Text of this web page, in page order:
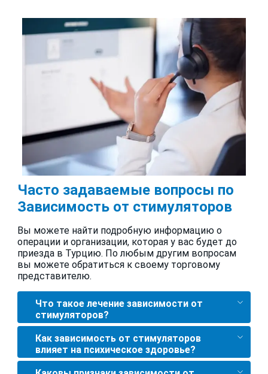
Часто задаваемые вопросы по
Зависимость от стимуляторов
Вы можете найти подробную информацию о
операции и организации, которая у вас будет до
приезда в Турцию. По любым другим вопросам
вы можете обратиться к своему торговому
представителю.
Что такое лечение зависимости от
стимуляторов?
Как зависимость от стимуляторов
влияет на психическое здоровье?